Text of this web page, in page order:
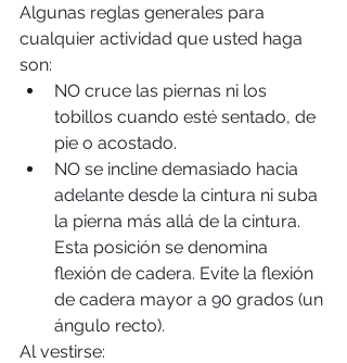
Algunas reglas generales para
cualquier actividad que usted haga
son:
NO cruce las piernas ni los
tobillos cuando esté sentado, de
pie o acostado.
NO se incline demasiado hacia
adelante desde la cintura ni suba
la pierna más allá de la cintura.
Esta posición se denomina
flexión de cadera. Evite la flexión
de cadera mayor a 90 grados (un
ángulo recto).
Al vestirse: